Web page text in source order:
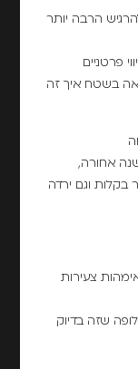
הרבה יותר
פרטניים
בשטח איך זה
בקלות וגם ירדה
צעירות
שזה בדיוק